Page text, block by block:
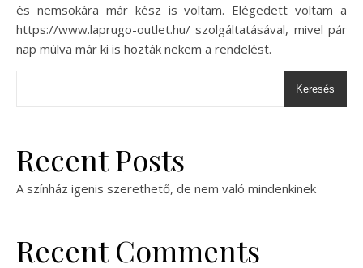
és nemsokára már kész is voltam. Elégedett voltam a
https://www.laprugo-outlet.hu/ szolgáltatásával, mivel pár
nap múlva már ki is hozták nekem a rendelést.
Keresés
Recent Posts
A színház igenis szerethető, de nem való mindenkinek
Recent Comments